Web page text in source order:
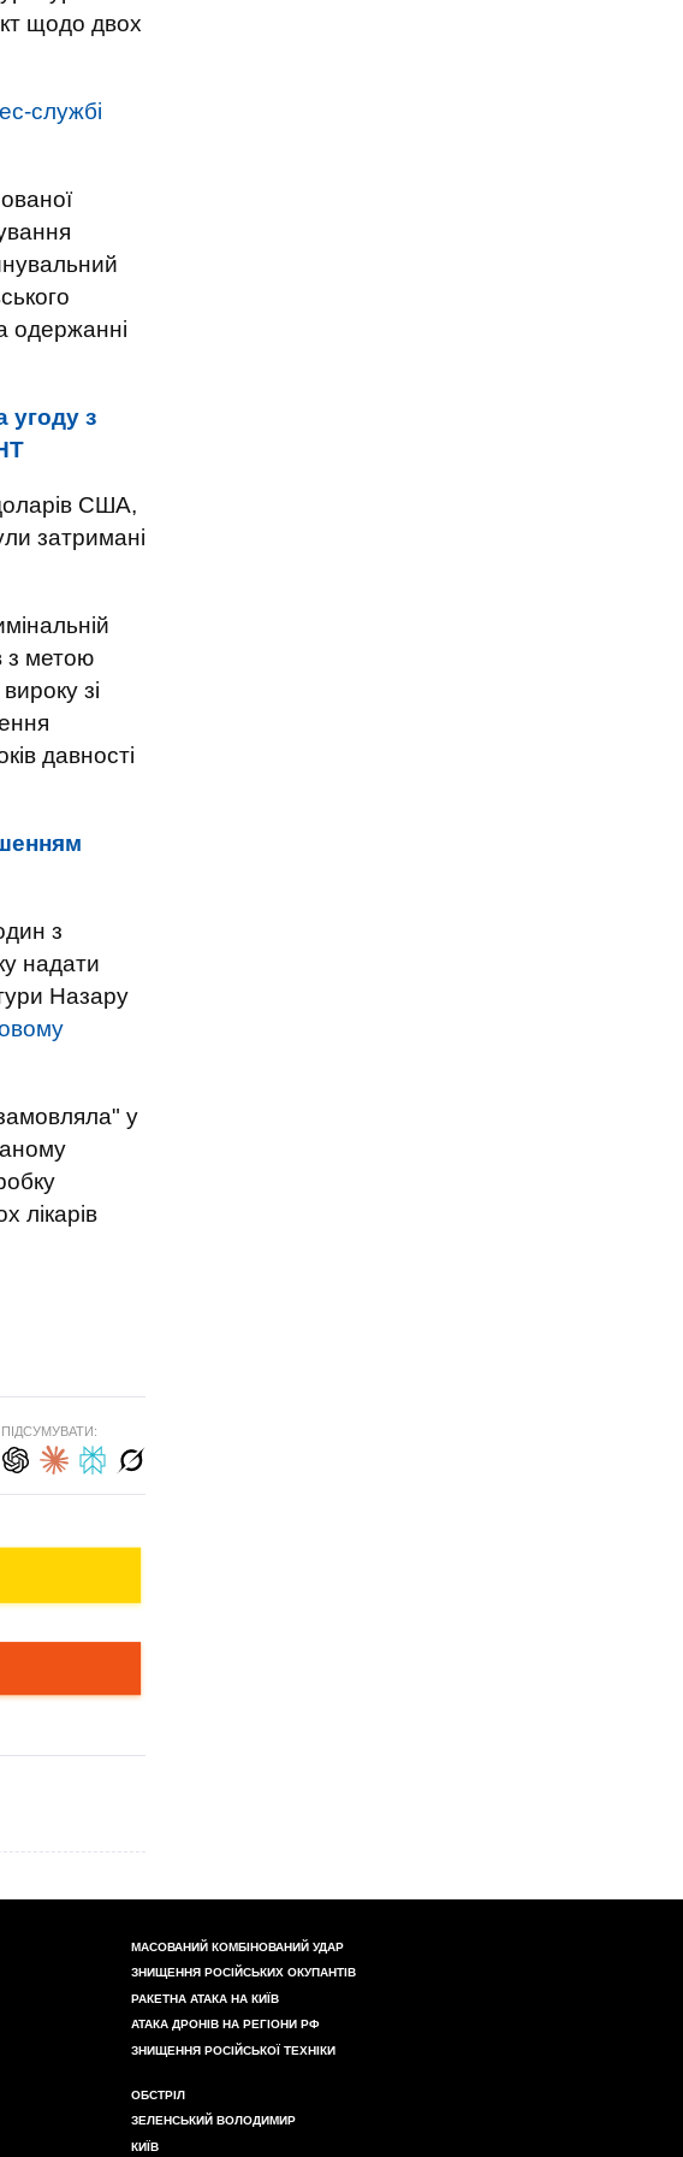
щодо двох
службі
одержанні
угоду з
США,
затримані
з метою
зі
давності
з
надати
Назару
у
лікарів
ПІДСУМУВАТИ:
МАСОВАНИЙ КОМБІНОВАНИЙ УДАР
ЗНИЩЕННЯ РОСІЙСЬКИХ ОКУПАНТІВ
РАКЕТНА АТАКА НА КИЇВ
АТАКА ДРОНІВ НА РЕГІОНИ РФ
ЗНИЩЕННЯ РОСІЙСЬКОЇ ТЕХНІКИ
ОБСТРІЛ
ЗЕЛЕНСЬКИЙ ВОЛОДИМИР
КИЇВ